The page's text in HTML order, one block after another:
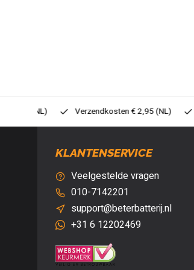
Verzendkosten € 2,95 (NL)
KLANTENSERVICE
Veelgestelde vragen
010-7142201
support@beterbatterij.nl
+31 6 12202469